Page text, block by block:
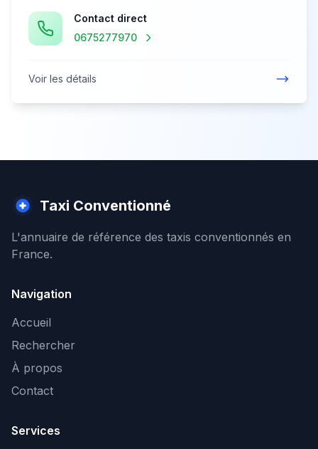
Contact direct
0675277970
Voir les détails
Taxi Conventionné
L'annuaire de référence des taxis conventionnés en
France.
Navigation
Accueil
Rechercher
À propos
Contact
Services